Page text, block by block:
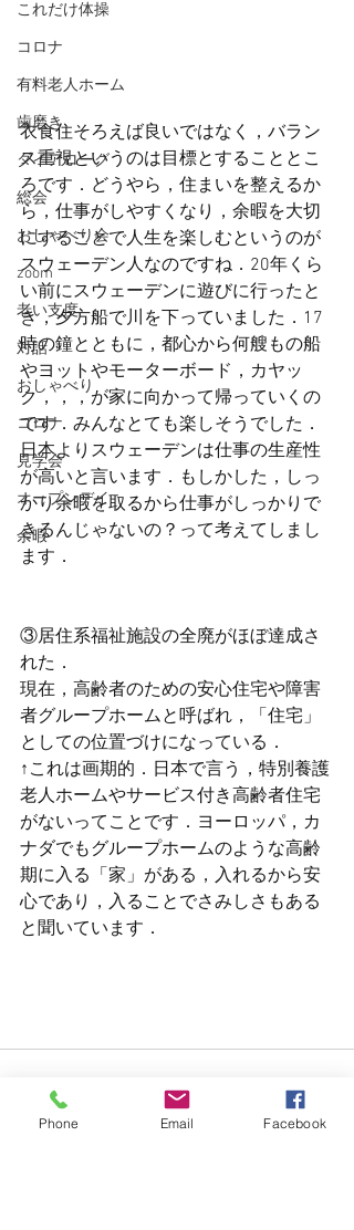
これだけ体操
コロナ
有料老人ホーム
歯磨き
ダイアローグ
総会
おしゃべり会
zoom
老い支度
対話
おしゃべり
コロナ
見学会
オープンデイ
余暇
衣食住そろえば良いではなく，バラン
ス重視というのは目標とすることとこ
ろです．どうやら，住まいを整えるか
ら，仕事がしやすくなり，余暇を大切
にすることで人生を楽しむというのが
スウェーデン人なのですね．20年くら
い前にスウェーデンに遊びに行ったと
き，夕方船で川を下っていました．17
時の鐘とともに，都心から何艘もの船
やヨットやモーターボード，カヤッ
ク，，，が家に向かって帰っていくの
です．みんなとても楽しそうでした．
日本よりスウェーデンは仕事の生産性
が高いと言います．もしかした，しっ
かり余暇を取るから仕事がしっかりで
きるんじゃないの？って考えてしまし
ます．
③居住系福祉施設の全廃がほぼ達成さ
れた．
現在，高齢者のための安心住宅や障害
者グループホームと呼ばれ，「住宅」
としての位置づけになっている．
↑ これは画期的．日本で言う，特別養護
老人ホームやサービス付き高齢者住宅
がないってことです．ヨーロッパ，カ
ナダでもグループホームのような高齢
期に入る「家」がある，入れるから安
心であり，入ることでさみしさもある
と聞いています．
Phone Email Facebook